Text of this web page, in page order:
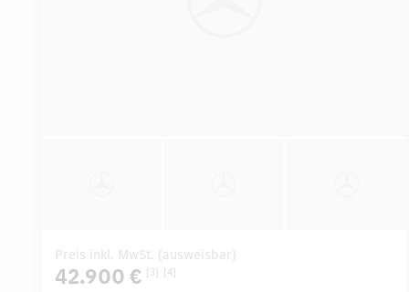
Preis inkl. MwSt. (ausweisbar)
42.900 € [3] [4]